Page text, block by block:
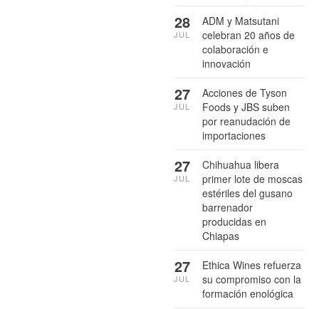
ADM y Matsutani
celebran 20 años de
colaboración e
innovación
28
JUL
Acciones de Tyson
Foods y JBS suben
por reanudación de
importaciones
27
JUL
Chihuahua libera
primer lote de moscas
estériles del gusano
barrenador
producidas en
Chiapas
27
JUL
Ethica Wines refuerza
su compromiso con la
formación enológica
27
JUL